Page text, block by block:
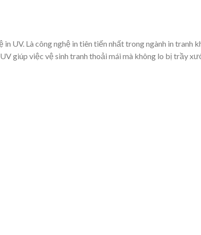
UV. Là công nghệ in tiên tiến nhất trong ngành in tranh
giúp việc vệ sinh tranh thoải mái mà không lo bị trầy